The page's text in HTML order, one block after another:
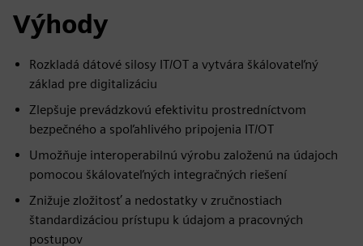
Výhody
Rozkladá dátové silosy IT/OT a vytvára škálovateľný
základ pre digitalizáciu
Zlepšuje prevádzkovú efektivitu prostredníctvom
bezpečného a spoľahlivého pripojenia IT/OT
Umožňuje interoperabilnú výrobu založenú na údajoch
pomocou škálovateľných integračných riešení
Znižuje zložitosť a nedostatky v zručnostiach
štandardizáciou prístupu k údajom a pracovných
postupov